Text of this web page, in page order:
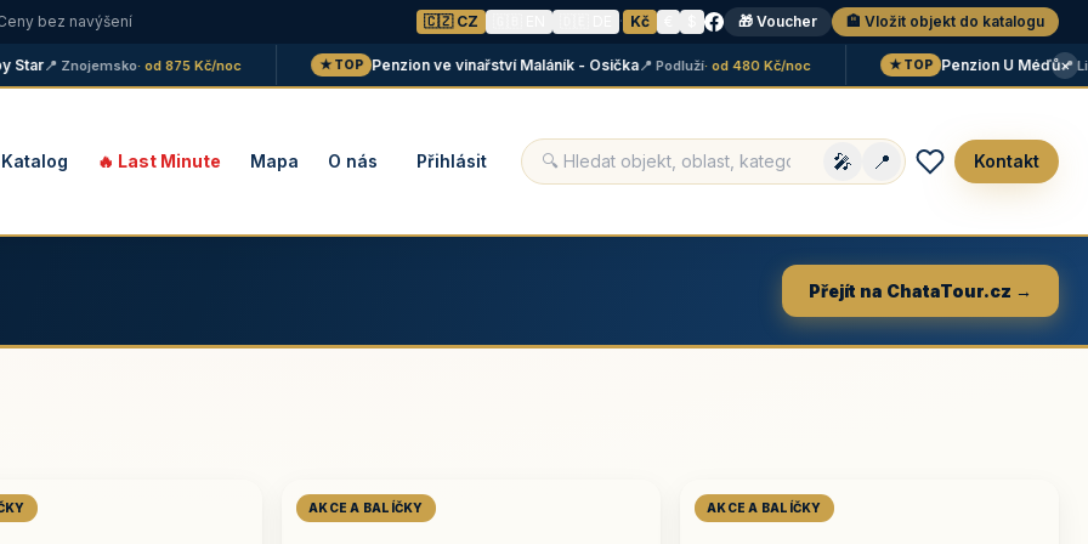
bez navýšení 🇨🇿 CZ · Kč 🎁 Voucher 🏨 Vložit objekt do katalogu
📍 Znojemsko· od 875 Kč/noc ★ TOP Penzion ve vinařství Maláník - Osička📍 Podluží· od 480 Kč/noc ★ TOP Penzion U Méďů📍 Lipno
×
Katalog 🔥 Last Minute Mapa O nás Přihlásit 🎤 📍 Kontakt
Přejít na ChataTour.cz →
AKCE A BALÍČKY AKCE A BALÍČKY